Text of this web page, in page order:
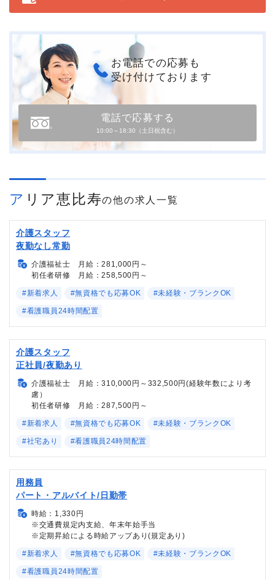
お電話での応募も
受け付けております
電話で応募する
10:00～18:30（土日祝含む）
アリア恵比寿の他の求人一覧
介護スタッフ
夜勤なし常勤
介護福祉士 月給：281,000円～
初任者研修 月給：258,500円～
#新着求人 #無資格でも応募OK #未経験・ブランクOK
#看護職員24時間配置
介護スタッフ
正社員/夜勤あり
介護福祉士 月給：310,000円～332,500円(経験年数により考
慮）
初任者研修 月給：287,500円～
#新着求人 #無資格でも応募OK #未経験・ブランクOK
#社宅あり #看護職員24時間配置
用務員
パート・アルバイト/日勤帯
時給：1,330円
※交通費規定内支給、年末年始手当
※定期昇給による時給アップあり(規定あり)
#新着求人 #無資格でも応募OK #未経験・ブランクOK
#看護職員24時間配置